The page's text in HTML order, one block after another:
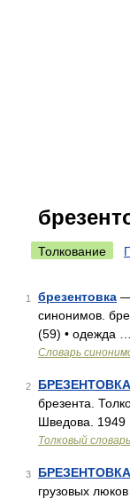
Толкование
1 брезентовка —
синонимов.
(59) • одежда …
Словарь
2 БРЕЗЕНТОВКА
брезента.
Шведова. 1949
Толковый
3 БРЕЗЕНТОВКА
грузовых